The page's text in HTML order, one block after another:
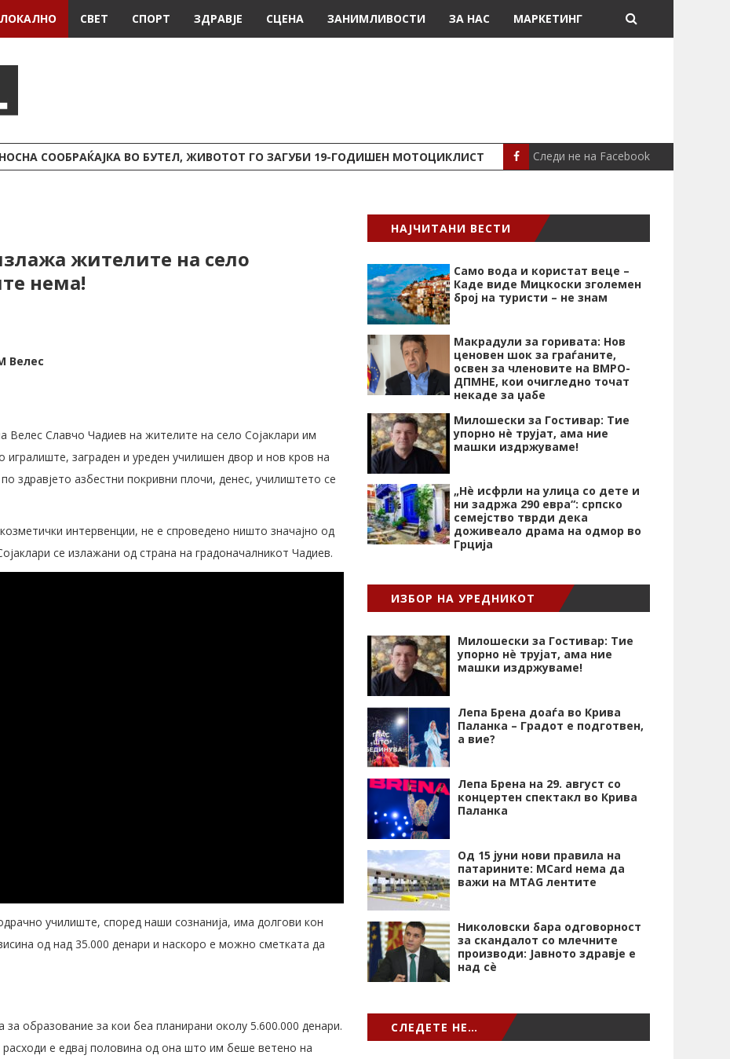
ЛОКАЛНО СВЕТ СПОРТ ЗДРАВЈЕ СЦЕНА ЗАНИМЛИВОСТИ ЗА НАС МАРКЕТИНГ
СООБРАЌАЈКА ВО БУТЕЛ, ЖИВОТОТ ГО ЗАГУБИ 19-ГОДИШЕН МОТОЦИКЛИСТ СЦЕНА СЕВЕРИНА ВО
Следи не на Facebook
жителите на село
нема!
Велес
Велес Славчо Чадиев на жителите на село Сојаклари им
игралиште, заграден и уреден училишен двор и нов кров на
здравјето азбестни покривни плочи, денес, училиштето се
интервенции, не е спроведено ништо значајно од
се излажани од страна на градоначалникот Чадиев.
училиште, според наши сознанија, има долгови кон
од над 35.000 денари и наскоро е можно сметката да
образование за кои беа планирани околу 5.600.000 денари.
е едвај половина од она што им беше ветено на
НАЈЧИТАНИ ВЕСТИ
Само вода и користат веце –
Каде виде Мицкоски зголемен
број на туристи – не знам
Макрадули за горивата: Нов
ценовен шок за граѓаните,
освен за членовите на ВМРО-
ДПМНЕ, кои очигледно точат
некаде за џабе
Милошески за Гостивар: Тие
упорно нѐ трујат, ама ние
машки издржуваме!
„Нѐ исфрли на улица со дете и
ни задржа 290 евра“: српско
семејство тврди дека
доживеало драма на одмор во
Грција
ИЗБОР НА УРЕДНИКОТ
Милошески за Гостивар: Тие
упорно нѐ трујат, ама ние
машки издржуваме!
Лепа Брена доаѓа во Крива
Паланка – Градот е подготвен,
а вие?
Лепа Брена на 29. август со
концертен спектакл во Крива
Паланка
Од 15 јуни нови правила на
патарините: MCard нема да
важи на MTAG лентите
Николовски бара одговорност
за скандалот со млечните
производи: Јавното здравје е
над сѐ
СЛЕДЕТЕ НЕ…